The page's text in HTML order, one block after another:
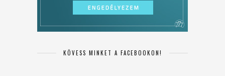
KÖVESS MINKET A FACEBOOKON!